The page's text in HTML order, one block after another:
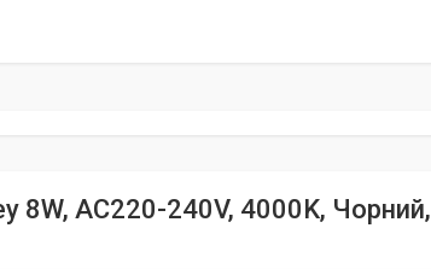
8W, AC220-240V, 4000K,